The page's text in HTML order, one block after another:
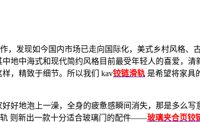
，发现如今国内市场已走向国际化，美式乡村风格
地中海式和现代简约风格目前最受年轻人的喜爱，
，精致于细节。所以我们 kav铰链滑轨 是希望将家具
好地泡上一澡，全身的疲惫感瞬间消失，那是多么
轨 则新出一款十分适合玻璃门的配件——玻璃夹合页铰